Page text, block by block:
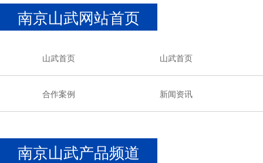
南京山武网站首页
山武首页 山武首页
合作案例 新闻资讯
南京山武产品频道